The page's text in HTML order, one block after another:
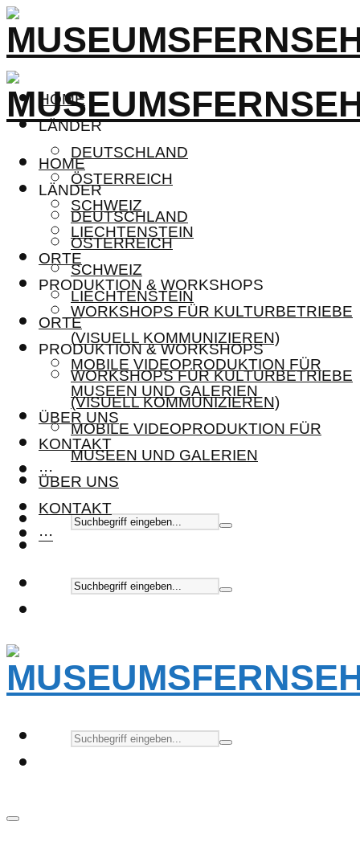
HOME
LÄNDER
DEUTSCHLAND
ÖSTERREICH
SCHWEIZ
LIECHTENSTEIN
ORTE
PRODUKTION & WORKSHOPS
WORKSHOPS FÜR KULTURBETRIEBE
(VISUELL KOMMUNIZIEREN)
MOBILE VIDEOPRODUKTION FÜR
MUSEEN UND GALERIEN
ÜBER UNS
KONTAKT
···
HOME
LÄNDER
DEUTSCHLAND
ÖSTERREICH
SCHWEIZ
LIECHTENSTEIN
ORTE
PRODUKTION & WORKSHOPS
WORKSHOPS FÜR KULTURBETRIEBE
(VISUELL KOMMUNIZIEREN)
MOBILE VIDEOPRODUKTION FÜR
MUSEEN UND GALERIEN
ÜBER UNS
KONTAKT
···